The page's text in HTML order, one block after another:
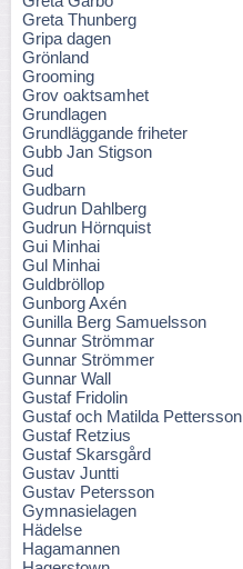
Greta Thunberg
Gripa dagen
Grönland
Grooming
Grov oaktsamhet
Grundlagen
Grundläggande friheter
Gubb Jan Stigson
Gud
Gudbarn
Gudrun Dahlberg
Gudrun Hörnquist
Gui Minhai
Gul Minhai
Guldbröllop
Gunborg Axén
Gunilla Berg Samuelsson
Gunnar Strömmar
Gunnar Strömmer
Gunnar Wall
Gustaf Fridolin
Gustaf och Matilda Pettersson
Gustaf Retzius
Gustaf Skarsgård
Gustav Juntti
Gustav Petersson
Gymnasielagen
Hädelse
Hagamannen